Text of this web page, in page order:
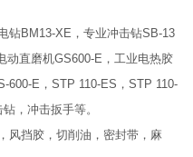
钻BM13-XE，专业冲击钻SB-13
动直磨机GS600-E，工业电热胶
600-E，STP 110-ES，STP 110-
，冲击扳手等。
风挡胶，切削油，密封带，麻